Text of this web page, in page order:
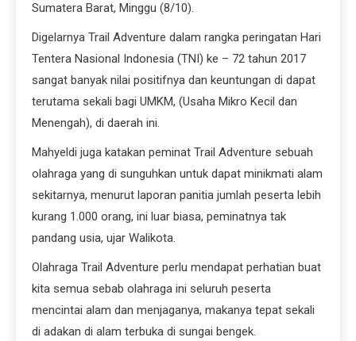
Sumatera Barat, Minggu (8/10).
Digelarnya Trail Adventure dalam rangka peringatan Hari
Tentera Nasional Indonesia (TNI) ke – 72 tahun 2017
sangat banyak nilai positifnya dan keuntungan di dapat
terutama sekali bagi UMKM, (Usaha Mikro Kecil dan
Menengah), di daerah ini.
Mahyeldi juga katakan peminat Trail Adventure sebuah
olahraga yang di sunguhkan untuk dapat minikmati alam
sekitarnya, menurut laporan panitia jumlah peserta lebih
kurang 1.000 orang, ini luar biasa, peminatnya tak
pandang usia, ujar Walikota.
Olahraga Trail Adventure perlu mendapat perhatian buat
kita semua sebab olahraga ini seluruh peserta
mencintai alam dan menjaganya, makanya tepat sekali
di adakan di alam terbuka di sungai bengek.